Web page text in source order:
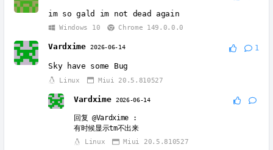
im so gald im not dead again
Windows 10 Chrome 149.0.0.0
Vardxime 2026-06-14 1
Sky have some Bug
Linux Miui 20.5.810527
Vardxime 2026-06-14
回复@Vardxime :
有时候显示tm不出来
Linux
Miui 20.5.810527